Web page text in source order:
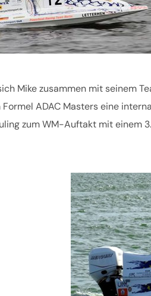
Mike zusammen mit seinem
ADAC Masters eine
zum WM-Auftakt mit einem